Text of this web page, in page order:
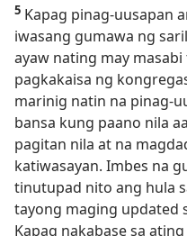
5 Kapag pinag-uusapan
iwasang gumawa ng
ayaw nating may
pagkakaisa ng
marinig natin na pinag-
bansa kung paano nila
pagitan nila at na
katiwasayan. Imbes na
tinutupad nito ang hula
tayong maging updated
Kapag nakabase sa